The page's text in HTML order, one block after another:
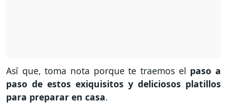
Así que, toma nota porque te traemos el paso a
paso de estos exiquisitos y deliciosos platillos
para preparar en casa.